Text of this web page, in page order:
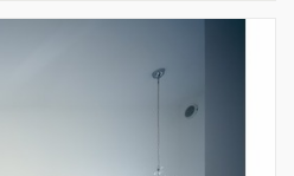
ナルの設計・監理...